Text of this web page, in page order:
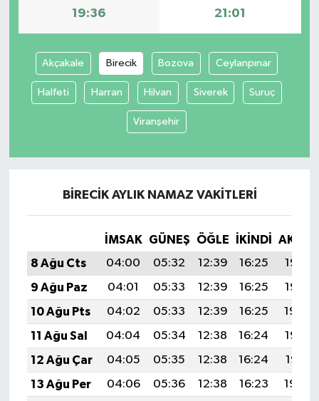
19:36 21:01
Akçakale Birecik Bozova Ceylanpınar
Halfeti Harran Hilvan Siverek Suruç
Viranşehir
BIRECIK AYLIK NAMAZ VAKITLERI
İMSAK GÜNEŞ ÖĞLE İKINDI
8 Ağu Cts
04:00 05:32 12:39 16:25
19:36
9 Ağu Paz
04:01 05:33 12:39 16:25
19:35
10 Ağu Pts
04:02 05:33 12:39 16:25
19:34
11 Ağu Sal
04:04 05:34 12:38 16:24
19:33
12 Ağu Çar
04:05 05:35 12:38 16:24
19:31
13 Ağu Per
04:06 05:36 12:38 16:23
19:30